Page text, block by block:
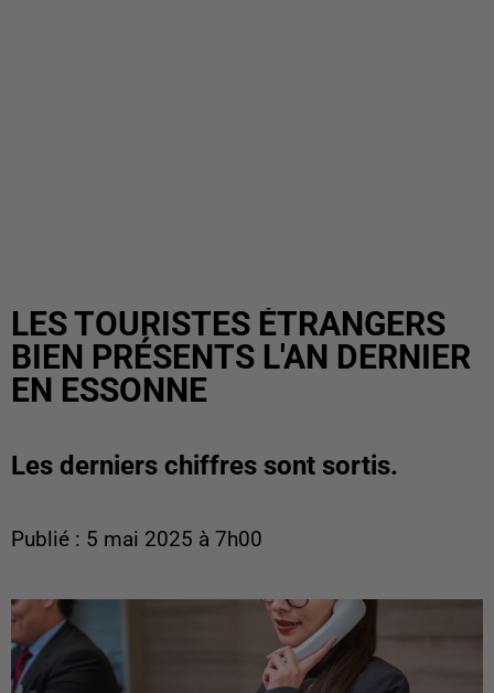
LES TOURISTES ÉTRANGERS
BIEN PRÉSENTS L'AN DERNIER
EN ESSONNE
Les derniers chiffres sont sortis.
Publié : 5 mai 2025 à 7h00